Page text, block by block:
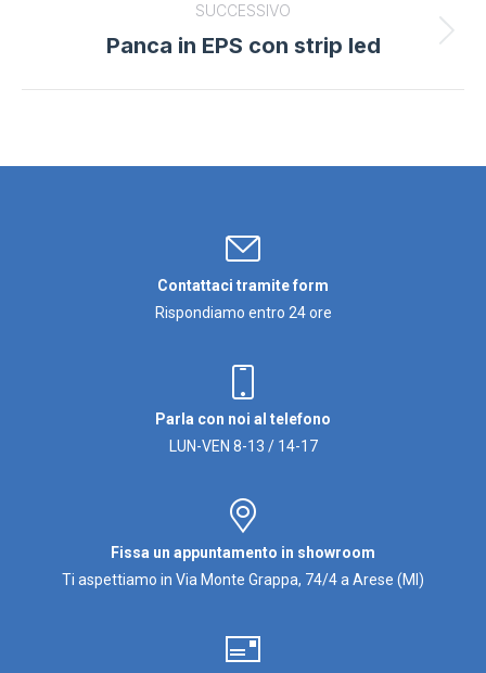
SUCCESSIVO
Next
Panca in EPS con strip led
Contattaci tramite form
Rispondiamo entro 24 ore
Parla con noi al telefono
LUN-VEN 8-13 / 14-17
Fissa un appuntamento in showroom
Ti aspettiamo in Via Monte Grappa, 74/4 a Arese (MI)